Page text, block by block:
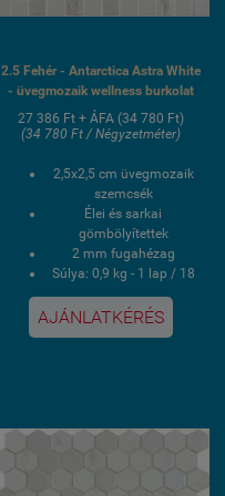
2.5 Fehér - Antarctica Astra White
- üvegmozaik wellness burkolat
27 386 Ft + ÁFA (34 780 Ft)
(34 780 Ft / Négyzetméter)
2,5x2,5 cm üvegmozaik
szemcsék
Élei és sarkai
gömbölyítettek
2 mm fugahézag
Súlya: 0,9 kg - 1 lap / 18
kg - 1 doboz
1 doboz 2 négyzetmér /
burkolat
AJÁNLATKÉRÉS